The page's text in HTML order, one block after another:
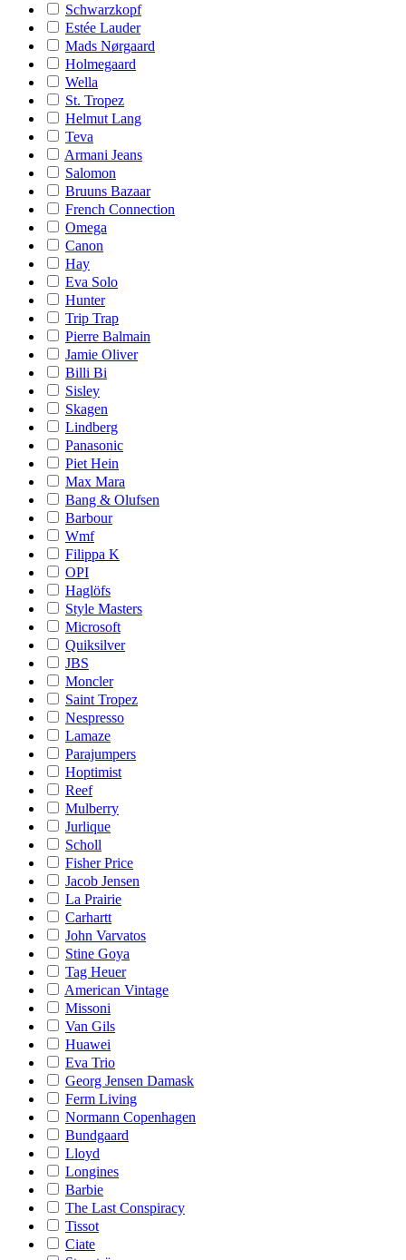
Schwarzkopf
Estée Lauder
Mads Nørgaard
Holmegaard
Wella
St. Tropez
Helmut Lang
Teva
Armani Jeans
Salomon
Bruuns Bazaar
French Connection
Omega
Canon
Hay
Eva Solo
Hunter
Trip Trap
Pierre Balmain
Jamie Oliver
Billi Bi
Sisley
Skagen
Lindberg
Panasonic
Piet Hein
Max Mara
Bang & Olufsen
Barbour
Wmf
Filippa K
OPI
Haglöfs
Style Masters
Microsoft
Quiksilver
JBS
Moncler
Saint Tropez
Nespresso
Lamaze
Parajumpers
Hoptimist
Reef
Mulberry
Jurlique
Scholl
Fisher Price
Jacob Jensen
La Prairie
Carhartt
John Varvatos
Stine Goya
Tag Heuer
American Vintage
Missoni
Van Gils
Huawei
Eva Trio
Georg Jensen Damask
Ferm Living
Normann Copenhagen
Bundgaard
Lloyd
Longines
Barbie
The Last Conspiracy
Tissot
Ciate